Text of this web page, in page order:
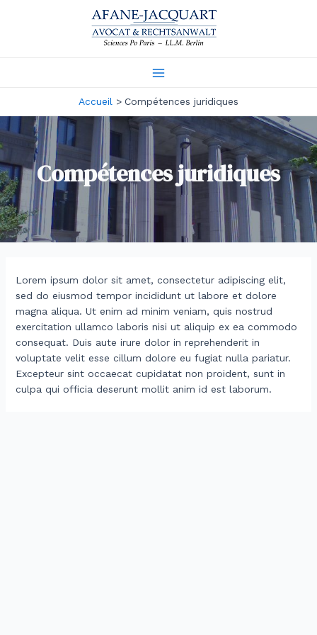
Menu
Accueil Compétences juridiques
Compétences juridiques
Lorem ipsum dolor sit amet, consectetur adipiscing elit,
sed do eiusmod tempor incididunt ut labore et dolore
magna aliqua. Ut enim ad minim veniam, quis nostrud
exercitation ullamco laboris nisi ut aliquip ex ea commodo
consequat. Duis aute irure dolor in reprehenderit in
voluptate velit esse cillum dolore eu fugiat nulla pariatur.
Excepteur sint occaecat cupidatat non proident, sunt in
culpa qui officia deserunt mollit anim id est laborum.